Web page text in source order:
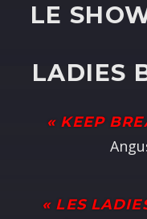
LE
LADIES
« KEEP
« LES